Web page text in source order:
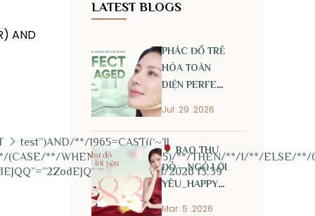
AND
test”)AND/**/1965=CAST((‘~’||
(CASE/**/WHEN/**/(1965=1965)/**/THEN/**/1/**/ELSE/**/
| 1 | 1 | 22/01/2026 13:39
LATEST BLOGS
PHÁC ĐỒ TRẺ
HÓA TOÀN
DIỆN PERFECT
Jul .29 .2026
BAO THƯ
ĐỎ – NGỎ LỜI
YÊU_HAPPY
Mar .5 .2026